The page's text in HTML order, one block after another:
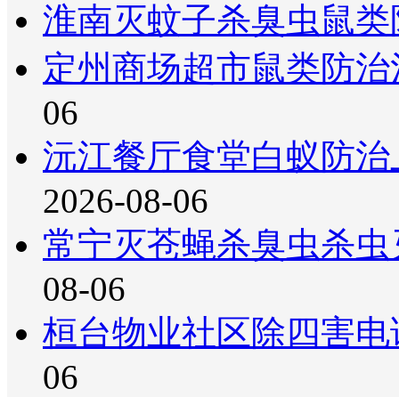
淮南灭蚊子杀臭虫鼠
定州商场超市鼠类防
06
沅江餐厅食堂白蚁防
2026-08-06
常宁灭苍蝇杀臭虫杀
08-06
桓台物业社区除四害
06